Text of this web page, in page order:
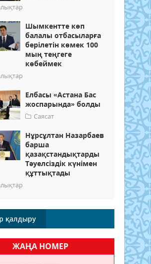
Шымкентте көп
балалы отбасыларға
берілетін көмек 100
мың теңгеге
көбеймек
Елбасы «Астана Бас
жоспарында» болды
Саясат
Нұрсұлтан Назарбаев
барша
қазақстандықтарды
Тәуелсіздік күнімен
құттықтады
қалдыру
ЖАҢА НОМЕР